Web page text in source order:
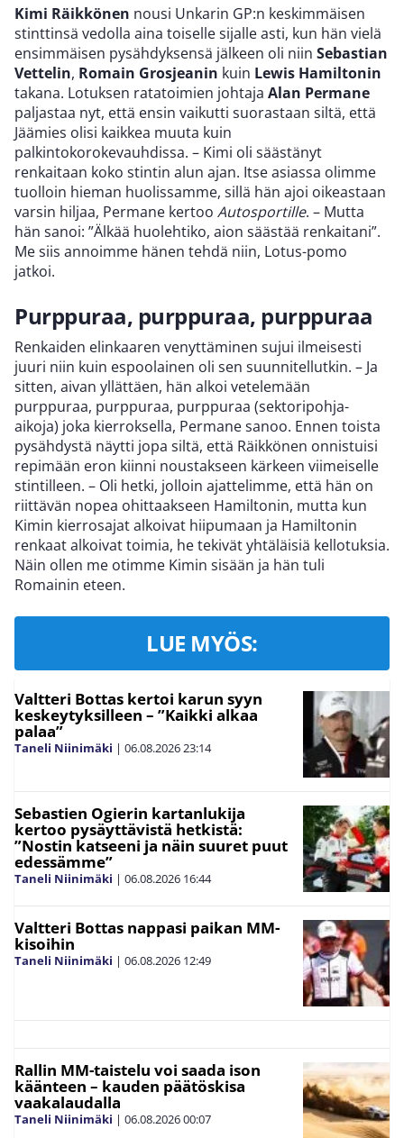
Kimi Räikkönen nousi Unkarin GP:n keskimmäisen
stinttinsä vedolla aina toiselle sijalle asti, kun hän vielä
ensimmäisen pysähdyksensä jälkeen oli niin Sebastian
Vettelin, Romain Grosjeanin kuin Lewis Hamiltonin
takana. Lotuksen ratatoimien johtaja Alan Permane
paljastaa nyt, että ensin vaikutti suorastaan siltä, että
Jäämies olisi kaikkea muuta kuin
palkintokorokevauhdissa. – Kimi oli säästänyt
renkaitaan koko stintin alun ajan. Itse asiassa olimme
tuolloin hieman huolissamme, sillä hän ajoi oikeastaan
varsin hiljaa, Permane kertoo Autosportille. – Mutta
hän sanoi: ”Älkää huolehtiko, aion säästää renkaitani”.
Me siis annoimme hänen tehdä niin, Lotus-pomo
jatkoi.
Purppuraa, purppuraa, purppuraa
Renkaiden elinkaaren venyttäminen sujui ilmeisesti
juuri niin kuin espoolainen oli sen suunnitellutkin. – Ja
sitten, aivan yllättäen, hän alkoi vetelemään
purppuraa, purppuraa, purppuraa (sektoripohja-
aikoja) joka kierroksella, Permane sanoo. Ennen toista
pysähdystä näytti jopa siltä, että Räikkönen onnistuisi
repimään eron kiinni noustakseen kärkeen viimeiselle
stintilleen. – Oli hetki, jolloin ajattelimme, että hän on
riittävän nopea ohittaakseen Hamiltonin, mutta kun
Kimin kierrosajat alkoivat hiipumaan ja Hamiltonin
renkaat alkoivat toimia, he tekivät yhtäläisiä kellotuksia.
Näin ollen me otimme Kimin sisään ja hän tuli
Romainin eteen.
LUE MYÖS:
Valtteri Bottas kertoi karun syyn
keskeytyksilleen – ”Kaikki alkaa
palaa”
Taneli Niinimäki | 06.08.202623:14
Sebastien Ogierin kartanlukija
kertoo pysäyttävistä hetkistä:
”Nostin katseeni ja näin suuret puut
edessämme”
Taneli Niinimäki | 06.08.2026 16:44
Valtteri Bottas nappasi paikan MM-
kisoihin
Taneli Niinimäki | 06.08.2026 12:49
Rallin MM-taistelu voi saada ison
käänteen – kauden päätöskisa
vaakalaudalla
Taneli Niinimäki | 06.08.202600:07